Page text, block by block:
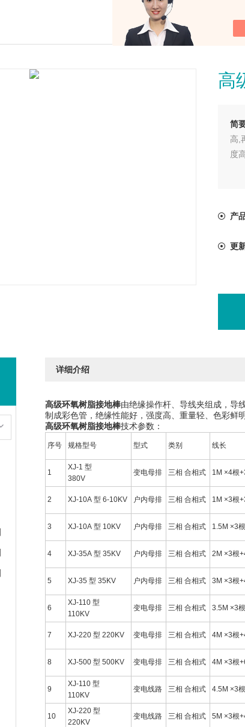
高
简
高,
度
产
更
详细介绍
高级环氧树脂接地棒由绝缘操作杆、导线夹组成，导
制成彩色管，绝缘性能好，强度高、重量轻、色彩鲜
高级环氧树脂接地棒技术参数：
序号 规格型号 型式 类别 线长
1
XJ-1 型
380V
变电母排 三相 合相式 1M ×4根
2 XJ-10A 型 6-10KV 户内母排 三相 合相式 1M ×3根
3 XJ-10A 型 10KV 户内母排 三相 合相式 1.5M ×3
4 XJ-35A 型 35KV 户内母排 三相 合相式 2M ×3根
5 XJ-35 型 35KV 户内母排 三相 合相式 3M ×3根
6
XJ-110 型
110KV
变电母排 三相 合相式 3.5M ×3
7 XJ-220 型 220KV 变电母排 三相 合相式 4M ×3根
8 XJ-500 型 500KV 变电母排 三相 合相式 4M ×3根
9
XJ-110 型
110KV
变电线路 三相 合相式 4.5M ×3
10
XJ-220 型
220KV
变电线路 三相 合相式 5M ×3根